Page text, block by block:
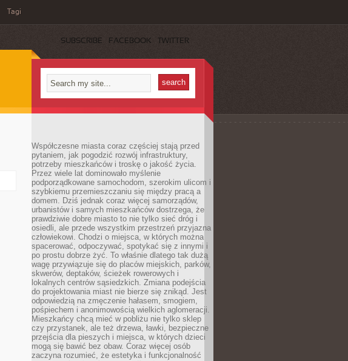
Tagi
SUBSCRIBE FACEBOOK TWITTER
Współczesne miasta coraz częściej stają przed
pytaniem, jak pogodzić rozwój infrastruktury,
potrzeby mieszkańców i troskę o jakość życia.
Przez wiele lat dominowało myślenie
podporządkowane samochodom, szerokim ulicom i
szybkiemu przemieszczaniu się między pracą a
domem. Dziś jednak coraz więcej samorządów,
urbanistów i samych mieszkańców dostrzega, że
prawdziwie dobre miasto to nie tylko sieć dróg i
osiedli, ale przede wszystkim przestrzeń przyjazna
człowiekowi. Chodzi o miejsca, w których można
spacerować, odpoczywać, spotykać się z innymi i
po prostu dobrze żyć. To właśnie dlatego tak dużą
wagę przywiązuje się do placów miejskich, parków,
skwerów, deptaków, ścieżek rowerowych i
lokalnych centrów sąsiedzkich. Zmiana podejścia
do projektowania miast nie bierze się znikąd. Jest
odpowiedzią na zmęczenie hałasem, smogiem,
pośpiechem i anonimowością wielkich aglomeracji.
Mieszkańcy chcą mieć w pobliżu nie tylko sklep
czy przystanek, ale też drzewa, ławki, bezpieczne
przejścia dla pieszych i miejsca, w których dzieci
mogą się bawić bez obaw. Coraz więcej osób
zaczyna rozumieć, że estetyka i funkcjonalność